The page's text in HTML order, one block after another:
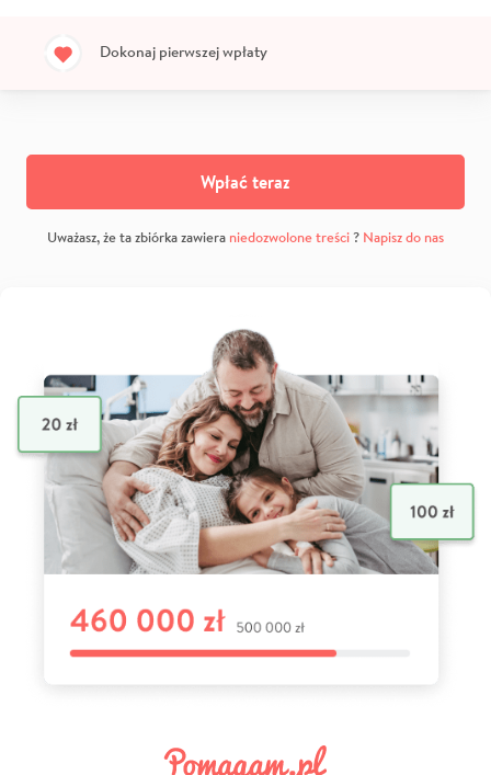
Dokonaj pierwszej wpłaty
Wpłać teraz
Uważasz, że ta zbiórka zawiera niedozwolone treści? Napisz do nas